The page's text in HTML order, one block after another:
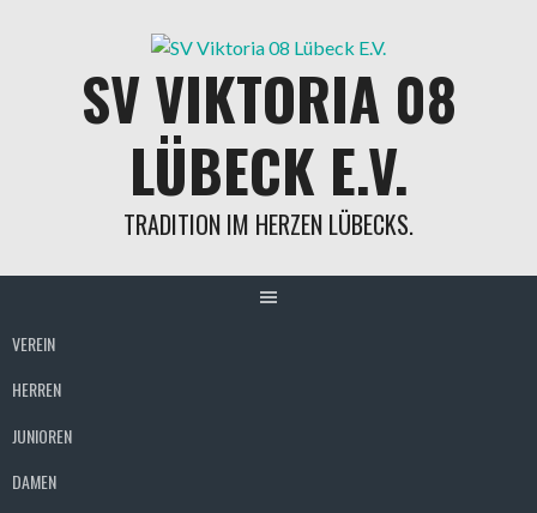
SV VIKTORIA 08
LÜBECK E.V.
TRADITION IM HERZEN LÜBECKS.
VEREIN
HERREN
JUNIOREN
DAMEN